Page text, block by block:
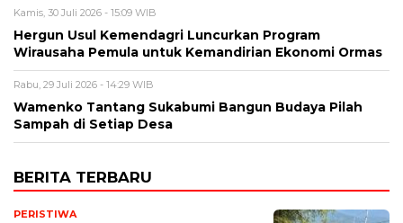
Kamis, 30 Juli 2026 - 15:09 WIB
Hergun Usul Kemendagri Luncurkan Program
Wirausaha Pemula untuk Kemandirian Ekonomi Ormas
Rabu, 29 Juli 2026 - 14:29 WIB
Wamenko Tantang Sukabumi Bangun Budaya Pilah
Sampah di Setiap Desa
BERITA TERBARU
PERISTIWA